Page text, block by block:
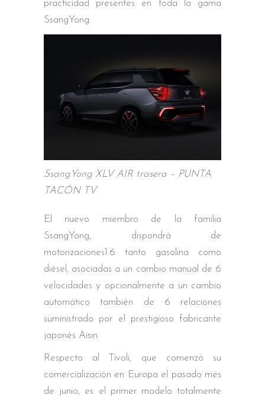
practicidad presentes en toda la gama
SsangYong.
SsangYong XLV AIR trasera – PUNTA
TACÓN TV
El nuevo miembro de la familia
SsangYong, dispondrá de
motorizaciones1.6 tanto gasolina como
diésel, asociadas a un cambio manual de 6
velocidades y opcionalmente a un cambio
automático también de 6 relaciones
suministrado por el prestigioso fabricante
japonés Aisin.
Respecto al Tívoli, que comenzó su
comercialización en Europa el pasado mes
de junio, es el primer modelo totalmente